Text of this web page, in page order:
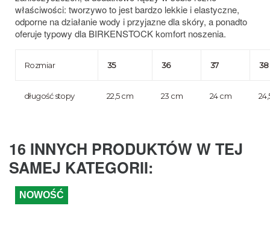
właściwości: tworzywo to jest bardzo lekkie i elastyczne,
odporne na działanie wody i przyjazne dla skóry, a ponadto
oferuje typowy dla BIRKENSTOCK komfort noszenia.
Rozmiar 35 36 37 38
długość stopy 22,5 cm 23 cm 24 cm
16 INNYCH PRODUKTÓW W TEJ
SAMEJ KATEGORII:
NOWOŚĆ